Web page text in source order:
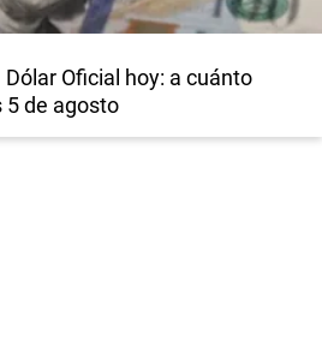
Dólar Oficial hoy: a cuánto
5 de agosto